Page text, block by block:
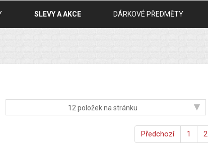
SLEVY A AKCE DÁRKOVÉ PŘEDMĚTY
12 položek na stránku ▾
Předchozí 1 2